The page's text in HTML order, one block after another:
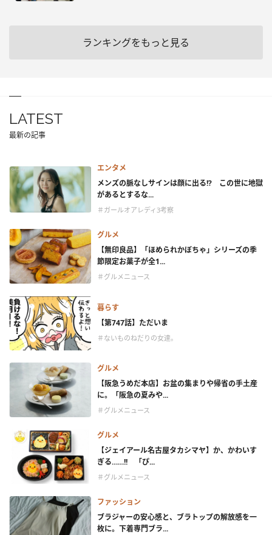
ランキングをもっと見る
LATEST
最新の記事
エンタメ
メンズの脈なしサインは顔に出る!? この世に地獄
があるとするな...
＃ガールオアレディ3考察
グルメ
【無印良品】「ほめられかぼちゃ」シリーズの季
節限定お菓子が全1...
＃グルメニュース
暮らす
【第747話】ただいま
＃ないものねだりの女達。
グルメ
【阪急うめだ本店】お盆の集まりや帰省の手土産
に。「阪急の夏みや...
＃グルメニュース
グルメ
【ジェイアール名古屋タカシマヤ】か、かわいす
ぎる……!! 「ぴ...
＃グルメニュース
ファッション
ブラジャーの安心感と、ブラトップの解放感を一
枚に。下着専門ブラ...